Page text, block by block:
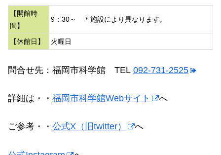
【開館時
間】
9：30～ ＊施設により異なります。
【休館日】 火曜日
問合せ先：福岡市科学館 TEL 092-731-2525
詳細は・・ 福岡市科学館Webサイト へ
ご参考・・ 公式X（旧twitter） へ